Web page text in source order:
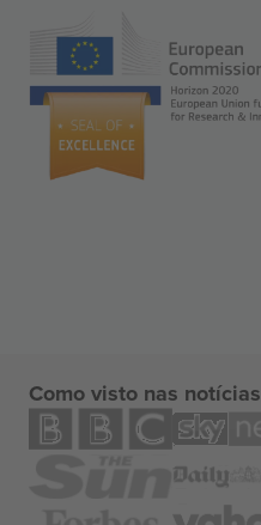
Como visto nas notícias